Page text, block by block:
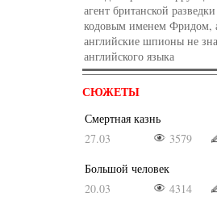
агент британской
кодовым именем Фридом,
английские шпионы не
английского языка
СЮЖЕТЫ
Смертная казнь
27.03
3579
Большой человек
20.03
4314